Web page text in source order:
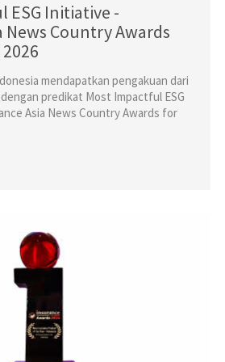
ESG Initiative -
News Country Awards
mendapatkan pengakuan dari
predikat Most Impactful ESG
Asia News Country Awards for